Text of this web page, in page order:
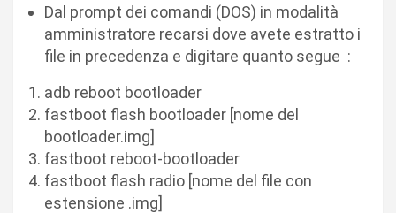
Dal prompt dei comandi (DOS) in modalità
amministratore recarsi dove avete estratto i
file in precedenza e digitare quanto segue :
adb reboot bootloader
fastboot flash bootloader [nome del
bootloader.img]
fastboot reboot-bootloader
fastboot flash radio [nome del file con
estensione .img]